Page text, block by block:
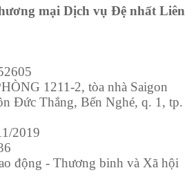
mại Dịch vụ Đệ nhất Liên
1211-2, tòa nhà Saigon
Đức Thắng, Bến Nghé, q. 1, tp.
2019
động - Thương binh và Xã hội